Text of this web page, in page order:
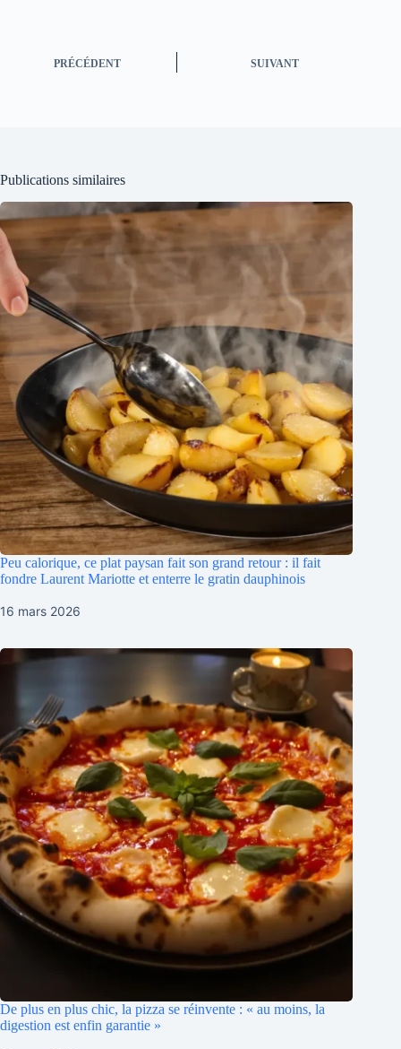
PRÉCÉDENT SUIVANT
Publications similaires
Peu calorique, ce plat paysan fait son grand retour : il fait
fondre Laurent Mariotte et enterre le gratin dauphinois
16 mars 2026
De plus en plus chic, la pizza se réinvente : « au moins, la
digestion est enfin garantie »